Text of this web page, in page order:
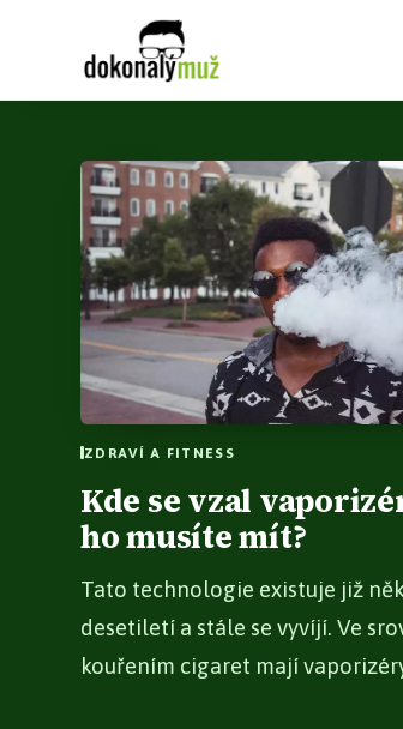
Kde se vzal
ho musíte mít?
Tato technologie existuje již
desetiletí a stále se vyvíjí. Ve
kouřením cigaret mají
ZDRAVÍ A FITNESS